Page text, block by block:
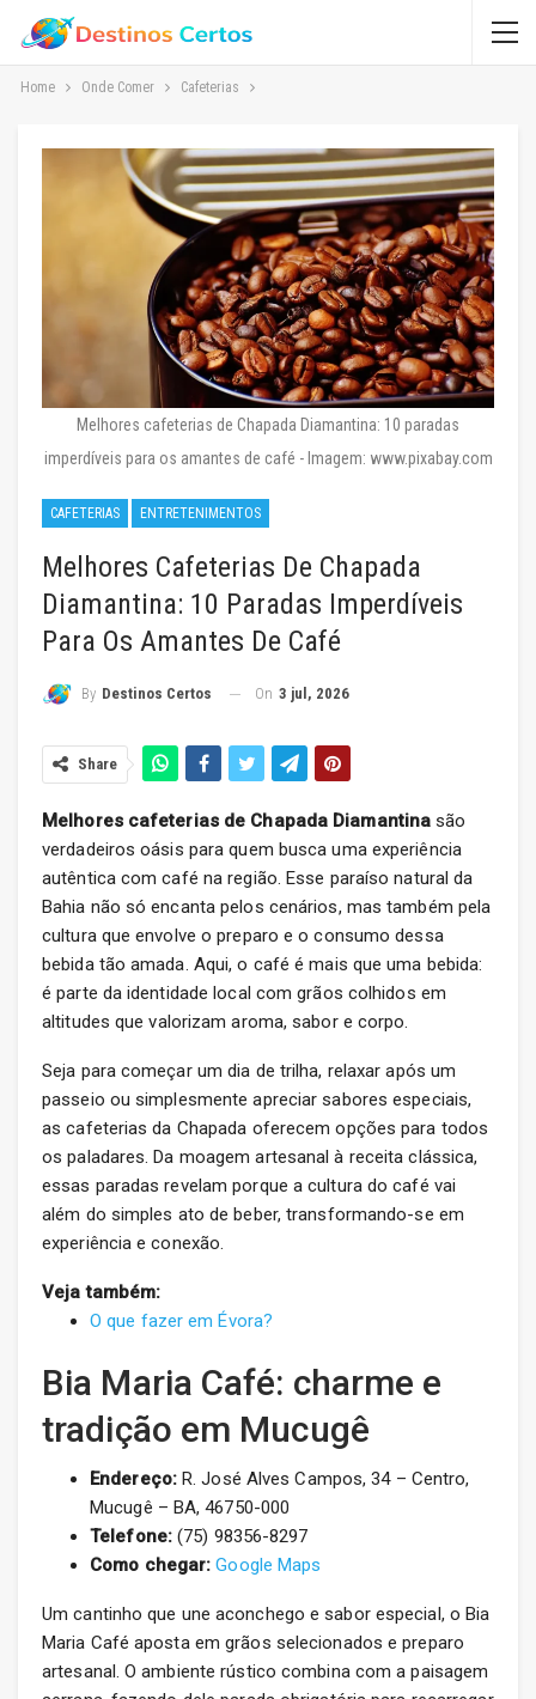
Home Onde Comer Cafeterias
Melhores cafeterias de Chapada Diamantina: 10 paradas
imperdíveis para os amantes de café - Imagem: www.pixabay.com
CAFETERIAS ENTRETENIMENTOS
Melhores Cafeterias De Chapada
Diamantina: 10 Paradas Imperdíveis
Para Os Amantes De Café
By Destinos Certos On 3 jul, 2026
Share
Melhores cafeterias de Chapada Diamantina são
verdadeiros oásis para quem busca uma experiência
autêntica com café na região. Esse paraíso natural da
Bahia não só encanta pelos cenários, mas também pela
cultura que envolve o preparo e o consumo dessa
bebida tão amada. Aqui, o café é mais que uma bebida:
é parte da identidade local com grãos colhidos em
altitudes que valorizam aroma, sabor e corpo.
Seja para começar um dia de trilha, relaxar após um
passeio ou simplesmente apreciar sabores especiais,
as cafeterias da Chapada oferecem opções para todos
os paladares. Da moagem artesanal à receita clássica,
essas paradas revelam porque a cultura do café vai
além do simples ato de beber, transformando-se em
experiência e conexão.
Veja também:
O que fazer em Évora?
Bia Maria Café: charme e
tradição em Mucugê
Endereço:R. José Alves Campos, 34 – Centro,
Mucugê – BA, 46750-000
Telefone:(75) 98356-8297
Como chegar: Google Maps
Um cantinho que une aconchego e sabor especial, o Bia
Maria Café aposta em grãos selecionados e preparo
artesanal. O ambiente rústico combina com a paisagem